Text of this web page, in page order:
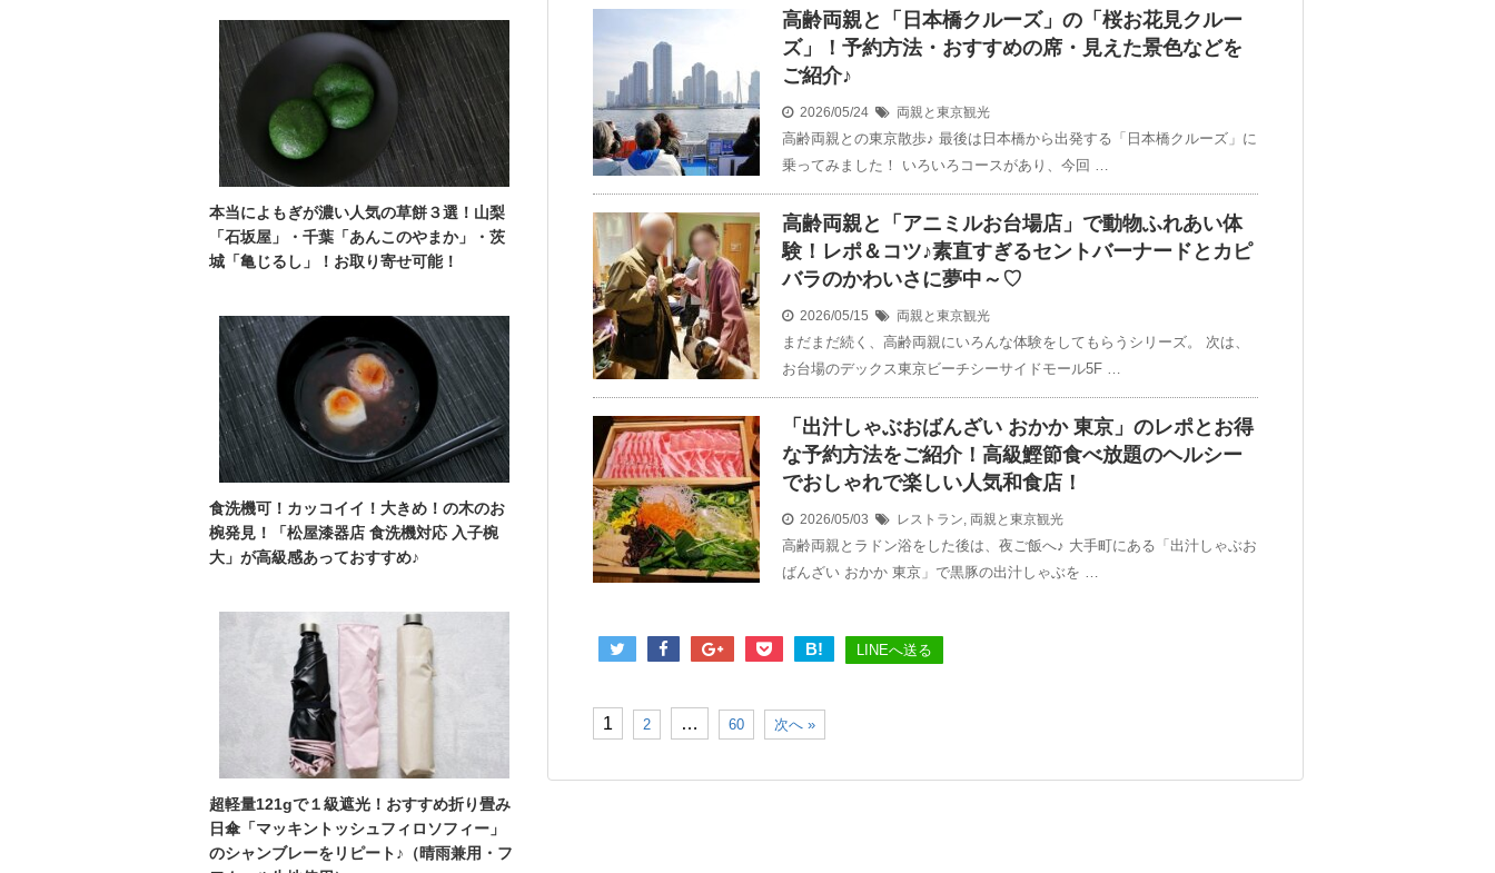
高齢両親と「日本橋クルーズ」の「桜お花見クルー
ズ」！予約方法・おすすめの席・見えた景色などを
ご紹介♪
2026/05/24 両親と東京観光
高齢両親との東京散歩♪ 最後は日本橋から出発する「日本橋クルーズ」に
乗ってみました！ いろいろコースがあり、今回 …
高齢両親と「アニミルお台場店」で動物ふれあい体
験！レポ＆コツ♪素直すぎるセントバーナードとカピ
バラのかわいさに夢中～♡
2026/05/15 両親と東京観光
まだまだ続く、高齢両親にいろんな体験をしてもらうシリーズ。 次は、
お台場のデックス東京ビーチシーサイドモール5F …
「出汁しゃぶおばんざい おかか 東京」のレポとお得
な予約方法をご紹介！高級鰹節食べ放題のヘルシー
でおしゃれで楽しい人気和食店！
2026/05/03 レストラン, 両親と東京観光
高齢両親とラドン浴をした後は、夜ご飯へ♪ 大手町にある「出汁しゃぶお
ばんざい おかか 東京」で黒豚の出汁しゃぶを …
B! LINEへ送る
1 2 … 60 次へ »
本当によもぎが濃い人気の草餅３選！山梨
「石坂屋」・千葉「あんこのやまか」・茨
城「亀じるし」！お取り寄せ可能！
食洗機可！カッコイイ！大きめ！の木のお
椀発見！「松屋漆器店 食洗機対応 入子椀
大」が高級感あっておすすめ♪
超軽量121gで１級遮光！おすすめ折り畳み
日傘「マッキントッシュフィロソフィー」
のシャンブレーをリピート♪（晴雨兼用・フ